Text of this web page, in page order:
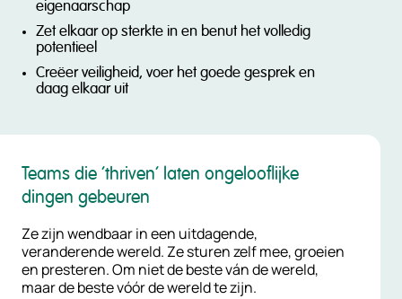
eigenaarschap
Zet elkaar op sterkte in en benut het volledig
potentieel
Creëer veiligheid, voer het goede gesprek en
daag elkaar uit
Teams die ‘thriven’ laten ongelooflijke
dingen gebeuren
Ze zijn wendbaar in een uitdagende,
veranderende wereld. Ze sturen zelf mee, groeien
en presteren. Om niet de beste ván de wereld,
maar de beste vóór de wereld te zijn.